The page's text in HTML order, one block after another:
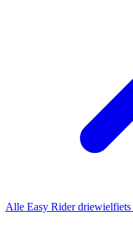
Alle Easy Rider driewielfiets